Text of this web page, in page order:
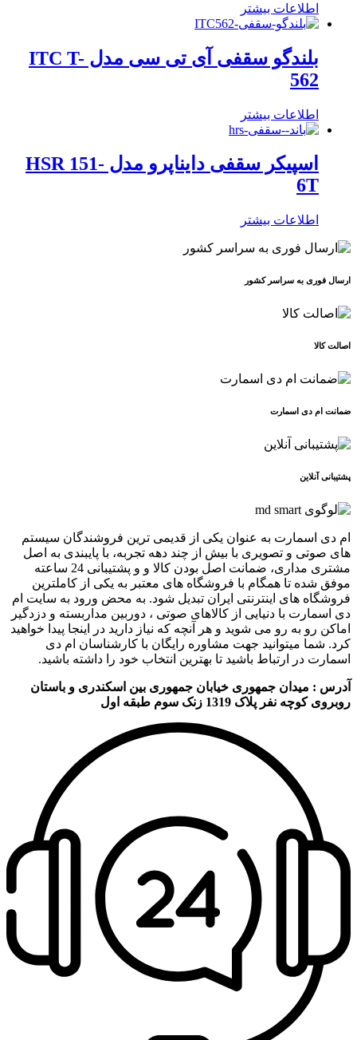
اطلاعات بیشتر
بلندگو سقفی آی تی سی مدل ITC T-
562
اطلاعات بیشتر
اسپیکر سقفی دایناپرو مدل HSR 151-
6T
اطلاعات بیشتر
ارسال فوری به سراسر کشور
اصالت کالا
ضمانت ام دی اسمارت
پشتیبانی آنلاین
ام دی اسمارت به عنوان یکی از قدیمی ترین فروشندگان سیستم
های صوتی و تصویری با بیش از چند دهه تجربه، با پایبندی به اصل
مشتری مداری، ضمانت اصل بودن کالا و و پشتیبانی 24 ساعته
موفق شده تا همگام با فروشگاه های معتبر به یکی از کاملترین
فروشگاه های اینترنتی ایران تبدیل شود. به محض ورود به سایت ام
دی اسمارت با دنیایی از کالاهای صوتی ، دوربین مداربسته و دزدگیر
اماکن رو به رو می شوید و هر آنچه که نیاز دارید در اینجا پیدا خواهید
کرد. شما میتوانید جهت مشاوره رایگان با کارشناسان ام دی
اسمارت در ارتباط باشید تا بهترین انتخاب خود را داشته باشید.
آدرس : میدان جمهوری خیابان جمهوری بین اسکندری و باستان
روبروی کوچه نفر پلاک 1319 زنک سوم طبقه اول